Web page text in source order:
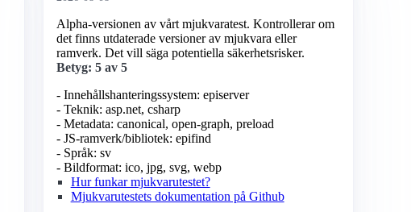
Alpha-versionen av vårt mjukvaratest. Kontrollerar om
det finns utdaterade versioner av mjukvara eller
ramverk. Det vill säga potentiella säkerhetsrisker.
Betyg: 5 av 5
- Innehållshanteringssystem: episerver
- Teknik: asp.net, csharp
- Metadata: canonical, open-graph, preload
- JS-ramverk/bibliotek: epifind
- Språk: sv
- Bildformat: ico, jpg, svg, webp
Hur funkar mjukvarutestet?
Mjukvarutestets dokumentation på Github